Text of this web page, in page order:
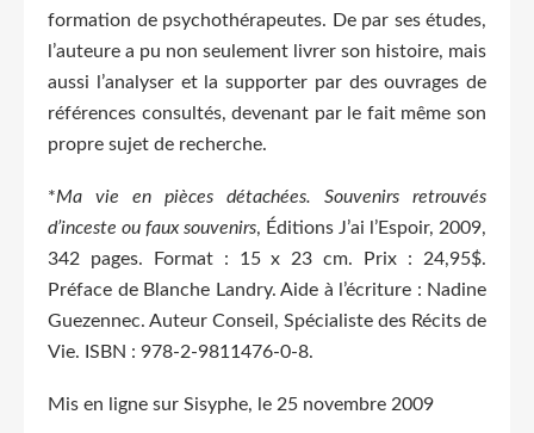
formation de psychothérapeutes. De par ses études,
l’auteure a pu non seulement livrer son histoire, mais
aussi l’analyser et la supporter par des ouvrages de
références consultés, devenant par le fait même son
propre sujet de recherche.
*Ma vie en pièces détachées. Souvenirs retrouvés
d’inceste ou faux souvenirs, Éditions J’ai l’Espoir, 2009,
342 pages. Format : 15 x 23 cm. Prix : 24,95$.
Préface de Blanche Landry. Aide à l’écriture : Nadine
Guezennec. Auteur Conseil, Spécialiste des Récits de
Vie. ISBN : 978-2-9811476-0-8.
Mis en ligne sur Sisyphe, le 25 novembre 2009